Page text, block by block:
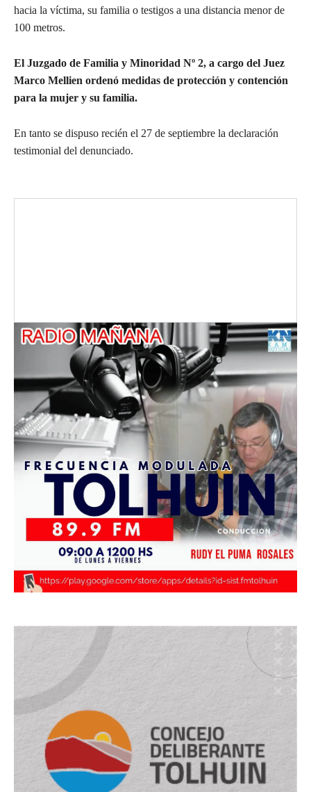
hacia la víctima, su familia o testigos a una distancia menor de
100 metros.
El Juzgado de Familia y Minoridad Nº 2, a cargo del Juez
Marco Mellien ordenó medidas de protección y contención
para la mujer y su familia.
En tanto se dispuso recién el 27 de septiembre la declaración
testimonial del denunciado.